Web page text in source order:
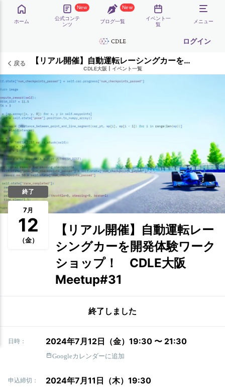
ホーム
New
公式コンテ
ンツ
New
ブログ一覧
イベント一
覧
メニュー
ログイン
戻る 【リアル開催】自動運転レーシングカーを開発体験ワークショップ！ CDLE大阪Meetup#31
CDLE大阪 イベント一覧
終了
7月
12
（金）
【リアル開催】自動運転レー
シングカーを開発体験ワーク
ショップ！ CDLE大阪
Meetup#31
終了しました
日時： 2024年7月12日（金）19:30 〜 21:30
Googleカレンダーに追加
申込締切： 2024年7月11日（木）19:30